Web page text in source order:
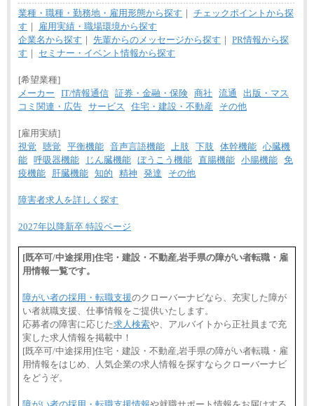
業種・職種・勤務地・雇用形態から探す ｜ チェックポイントから探
す ｜
雇用実績・職場環境から探す
企業名から探す ｜ 先輩からのメッセージから探す ｜ PR情報から探
す ｜ セミナー・イベント情報から探す
[希望業種]
メーカー
IT/情報通信 証券・金融・保険 商社 流通
出版・マス
コミ関連・広告 サービス 住宅・建設・不動産 その他
[雇用実績]
視覚
聴覚 平衡機能 音声言語機能 上肢 下肢 体幹機能 心臓機
能 呼吸器機能 じん臓機能 ぼうこう機能 直腸機能 小腸機能 免
疫機能
肝臓機能 知的 精神 発達 その他
障害者求人を詳しく探す
2027年以降新卒 特設ページ
[既卒可/中途採用]住宅・建設・不動産,岩手県の障がい者転職・雇
用情報一覧です。
障がい者の採用・転職支援のクローバーナビなら、充実した障が
い者就職支援、仕事情報をご提供いたします。
応募者の障害に応じた求人検索や、アルバイトから正社員まで充
実した求人情報を掲載中！
[既卒可/中途採用]住宅・建設・不動産,岩手県の障がい者転職・雇
用情報をはじめ、人気企業の求人情報を探すならクローバーナビ
をどうぞ。